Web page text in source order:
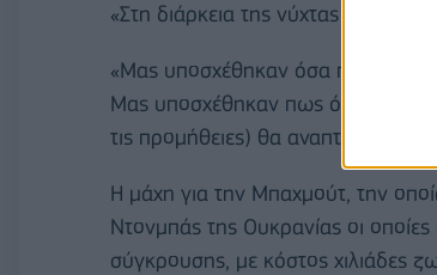
«Στη διάρκεια της νύχτας λάβαμε
«Μας υποσχέθηκαν όσα πυρομαχικά
Μας υποσχέθηκαν πως όλα όσα
τις προμήθειες) θα αναπτυχθούν
Η μάχη για την Μπαχμούτ, την
Ντονμπάς της Ουκρανίας οι
σύγκρουσης, με κόστος χιλιάδες